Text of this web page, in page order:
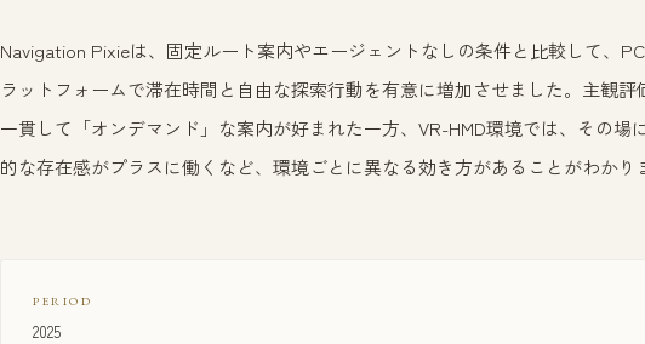
Navigation Pixieは、固定ルート案内やエージェントなしの条件と比較して、
ラットフォームで滞在時間と自由な探索行動を有意に増加させました。主観評
一貫して「オンデマンド」な案内が好まれた一方、VR-HMD環境では、その場
的な存在感がプラスに働くなど、環境ごとに異なる効き方があることがわかり
PERIOD
2025